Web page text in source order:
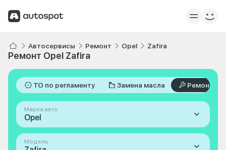
Автосервисы Ремонт Opel Zafira
Ремонт Opel Zafira
ТО по регламенту Замена масла Ремонт
Марка авто
Opel
Модель